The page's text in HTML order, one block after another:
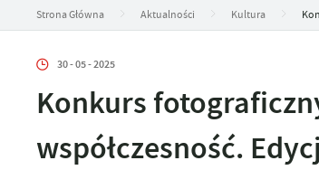
Strona Główna Aktualności Kultura
30 - 05 - 2025
Konkurs
współczesność.